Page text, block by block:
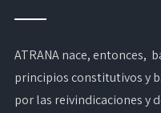
ATRANA nace, entonces,
principios constitutivos y
por las reivindicaciones y